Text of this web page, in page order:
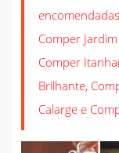
Comper
Comper
Brilhante,
Calarge e